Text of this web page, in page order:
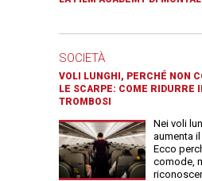
SOCIETÀ
VOLI LUNGHI, PERCHÉ NON
LE SCARPE: COME RIDURRE
TROMBOSI
Nei voli
aumenta
Ecco
comode,